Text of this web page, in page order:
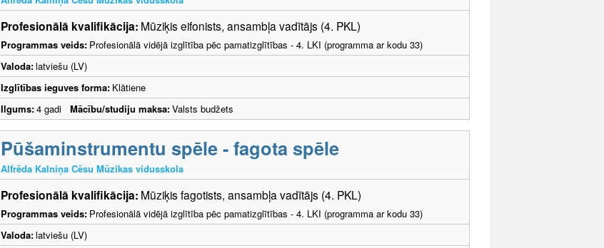
Profesionālā kvalifikācija: Mūziķis eifonists, ansambļa vadītājs (4. PKL)
Programmas veids: Profesionālā vidējā izglītība pēc pamatizglītības - 4. LKI (programma ar kodu 33)
Valoda:latviešu (LV)
Izglītības ieguves forma: Klātiene
Ilgums:4 gadi Mācību/studiju maksa:Valsts budžets
Pūšaminstrumentu spēle - fagota spēle
Alfrēda Kalniņa Cēsu Mūzikas vidusskola
Profesionālā kvalifikācija: Mūziķis fagotists, ansambļa vadītājs (4. PKL)
Programmas veids: Profesionālā vidējā izglītība pēc pamatizglītības - 4. LKI (programma ar kodu 33)
Valoda:latviešu (LV)